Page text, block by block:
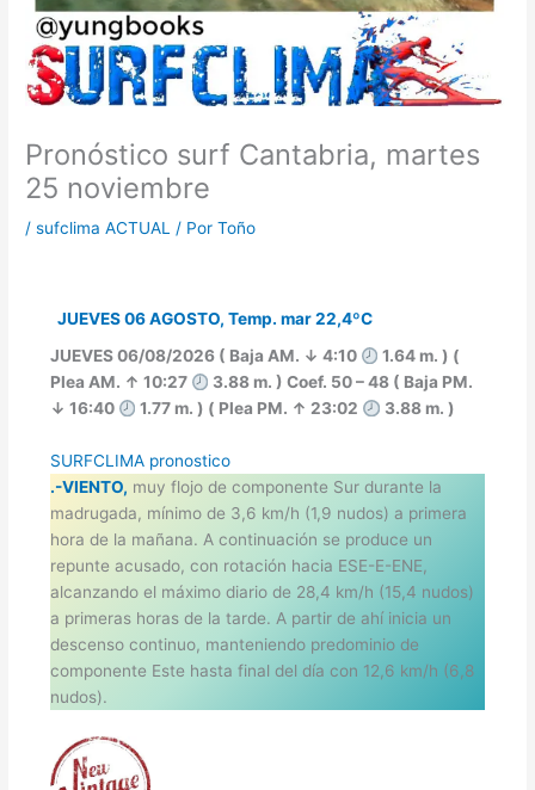
Pronóstico surf Cantabria, martes
25 noviembre
/sufclima ACTUAL / PorToño
JUEVES 06 AGOSTO, Temp. mar 22,4ºC
JUEVES 06/08/2026 ( Baja AM. ↓ 4:10
1.64 m. ) (
Plea AM. ↑ 10:27
3.88 m. ) Coef. 50 – 48 ( Baja PM.
↓ 16:40
1.77 m. ) ( Plea PM. ↑ 23:02 3.88 m. )
SURFCLIMA pronostico
.-VIENTO, muy flojo de componente Sur durante la
madrugada, mínimo de 3,6 km/h (1,9 nudos) a primera
hora de la mañana. A continuación se produce un
repunte acusado, con rotación hacia ESE-E-ENE,
alcanzando el máximo diario de 28,4 km/h (15,4 nudos)
a primeras horas de la tarde. A partir de ahí inicia un
descenso continuo, manteniendo predominio de
componente Este hasta final del día con 12,6 km/h (6,8
nudos).